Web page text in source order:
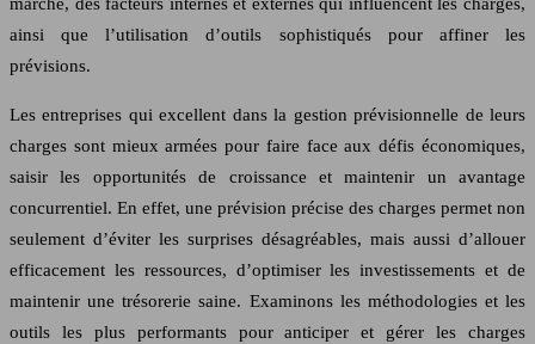
ainsi que l’utilisation d’outils sophistiqués pour affiner les
prévisions.
Les entreprises qui excellent dans la gestion prévisionnelle de leurs
charges sont mieux armées pour faire face aux défis économiques,
saisir les opportunités de croissance et maintenir un avantage
concurrentiel. En effet, une prévision précise des charges permet non
seulement d’éviter les surprises désagréables, mais aussi d’allouer
efficacement les ressources, d’optimiser les investissements et de
maintenir une trésorerie saine. Examinons les méthodologies et les
outils les plus performants pour anticiper et gérer les charges